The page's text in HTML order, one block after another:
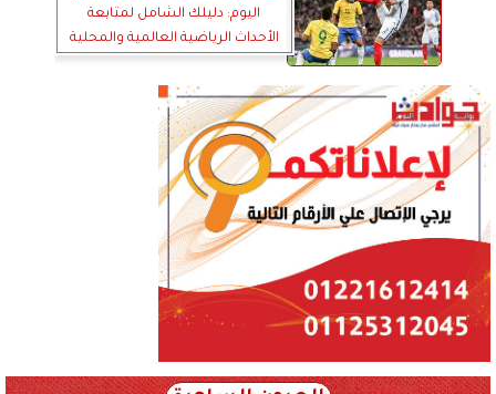
اليوم: دليلك الشامل لمتابعة
الأحداث الرياضية العالمية والمحلية